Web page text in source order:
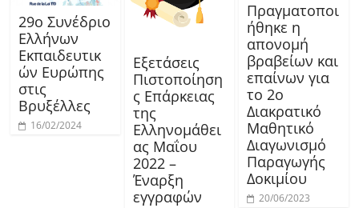
29ο Συνέδριο
Ελλήνων
Εκπαιδευτικ
ών Ευρώπης
στις
Βρυξέλλες
16/02/2024
Εξετάσεις
Πιστοποίηση
ς Επάρκειας
της
Ελληνομάθει
ας Μαΐου
2022 –
Έναρξη
εγγραφών
Πραγματοποι
ήθηκε η
απονομή
βραβείων και
επαίνων για
το 2ο
Διακρατικό
Μαθητικό
Διαγωνισμό
Παραγωγής
Δοκιμίου
20/06/2023